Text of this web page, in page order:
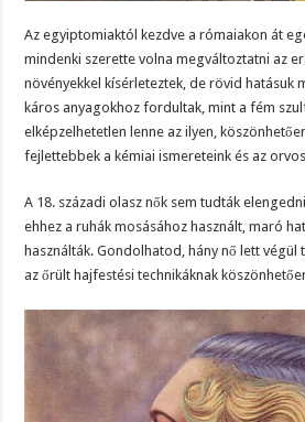
Az egyiptomiaktól kezdve a rómaiakon át
mindenki szerette volna megváltoztatni az
növényekkel kísérleteztek, de rövid hatásuk
káros anyagokhoz fordultak, mint a fém
elképzelhetetlen lenne az ilyen,
fejlettebbek a kémiai ismereteink és az
A 18. századi olasz nők sem tudták
ehhez a ruhák mosásához használt, maró
használták. Gondolhatod, hány nő lett végül
az őrült hajfestési technikáknak